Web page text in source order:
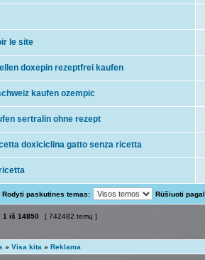
le site
doxepin rezeptfrei kaufen
kaufen ozempic
sertralin ohne rezept
doxiciclina gatto senza ricetta
Rodyti paskutines temas: Rūšiuoti pagal
1 iš 14850 [ 742482 temų ]
» Visa kita » Reklama